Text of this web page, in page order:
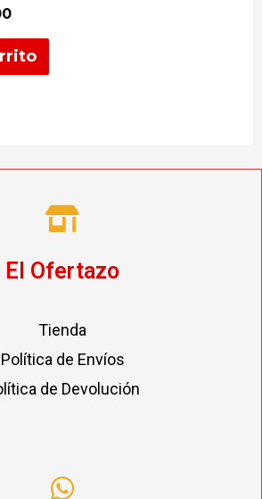
El Ofertazo
Tienda
Política de Envíos
de Devolución